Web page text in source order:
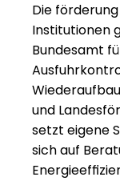
Die
Institutionen
Bundesamt
und
setzt eigene
sich auf